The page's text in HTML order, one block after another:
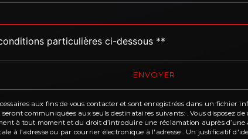
particulières ci-dessous **
ENVOYER
aux fins de vous contacter et sont enregistrées dans un fichier
communiquées aux seuls destinataires suivants: . Vous disposez
à tout moment et du droit d’introduire une réclamation auprès d’une
à l'adresse ou par courrier électronique à l'adresse . Un justificatif